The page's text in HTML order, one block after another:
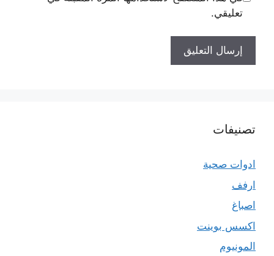
تعليقي.
تصنيفات
ادوات صحية
ارفف
اصباغ
اكسس بوينت
المونيوم